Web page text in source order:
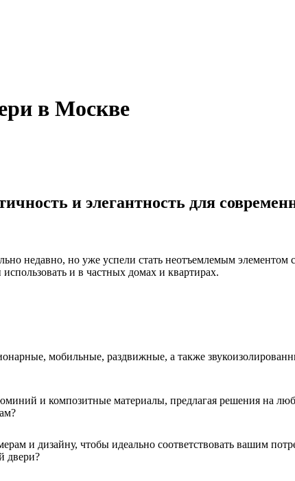
в Москве
и элегантность для
недавно, но уже успели стать неотъемлемым
и в частных домах и квартирах.
мобильные, раздвижные, а также
и композитные материалы, предлагая решения на
и дизайну, чтобы идеально соответствовать вашим
двери?